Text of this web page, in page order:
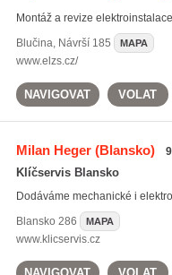
Montáž a revize
Blučina, Návrší 185 MAPA
www.elzs.cz/
NAVIGOVAT VOLAT
Milan Heger(Blansko)
Klíčservis Blansko
Dodáváme mechanické i
Blansko 286 MAPA
www.klicservis.cz